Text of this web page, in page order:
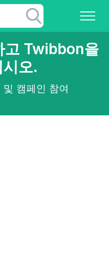
고 Twibbon을
오.
캠페인 참여